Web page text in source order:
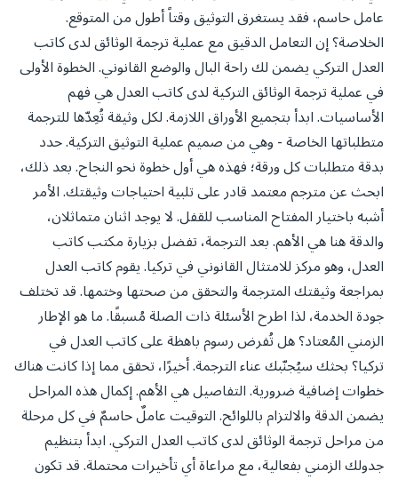
عامل حاسم، فقد يستغرق التوثيق وقتاً أطول من المتوقع.
الخلاصة؟ إن التعامل الدقيق مع عملية ترجمة الوثائق لدى كاتب
العدل التركي يضمن لك راحة البال والوضع القانوني. الخطوة الأولى
في عملية ترجمة الوثائق التركية لدى كاتب العدل هي فهم
الأساسيات. ابدأ بتجميع الأوراق اللازمة. لكل وثيقة تُعِدّها للترجمة
متطلباتها الخاصة - وهي من صميم عملية التوثيق التركية. حدد
بدقة متطلبات كل ورقة؛ فهذه هي أول خطوة نحو النجاح. بعد ذلك،
ابحث عن مترجم معتمد قادر على تلبية احتياجات وثيقتك. الأمر
أشبه باختيار المفتاح المناسب للقفل. لا يوجد اثنان متماثلان،
والدقة هنا هي الأهم. بعد الترجمة، تفضل بزيارة مكتب كاتب
العدل، وهو مركز للامتثال القانوني في تركيا. يقوم كاتب العدل
بمراجعة وثيقتك المترجمة والتحقق من صحتها وختمها. قد تختلف
جودة الخدمة، لذا اطرح الأسئلة ذات الصلة مُسبقًا. ما هو الإطار
الزمني المُعتاد؟ هل تُفرض رسوم باهظة على كاتب العدل في
تركيا؟ بحثك سيُجنّبك عناء الترجمة. أخيرًا، تحقق مما إذا كانت هناك
خطوات إضافية ضرورية. التفاصيل هي الأهم. إكمال هذه المراحل
يضمن الدقة والالتزام باللوائح. التوقيت عاملٌ حاسمٌ في كل مرحلة
من مراحل ترجمة الوثائق لدى كاتب العدل التركي. ابدأ بتنظيم
جدولك الزمني بفعالية، مع مراعاة أي تأخيرات محتملة. قد تكون